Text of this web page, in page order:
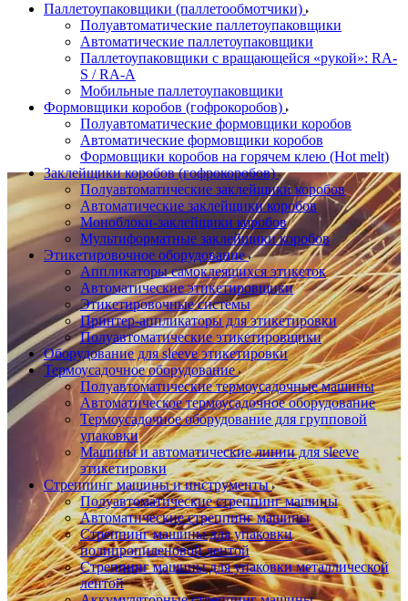
Паллетоупаковщики (паллетообмотчики)
Полуавтоматические паллетоупаковщики
Автоматические паллетоупаковщики
Паллетоупаковщики с вращающейся «рукой»: RA-
S / RA-A
Мобильные паллетоупаковщики
Формовщики коробов (гофрокоробов)
Полуавтоматические формовщики коробов
Автоматические формовщики коробов
Формовщики коробов на горячем клею (Hot melt)
Заклейщики коробов (гофрокоробов)
Полуавтоматические заклейщики коробов
Автоматические заклейщики коробов
Моноблоки-заклейщики коробов
Мультиформатные заклейщики коробов
Этикетировочное оборудование
Аппликаторы самоклеящихся этикеток
Автоматические этикетировщики
Этикетировочные системы
Принтер-аппликаторы для этикетировки
Полуавтоматические этикетировщики
Оборудование для sleeve этикетировки
Термоусадочное оборудование
Полуавтоматические термоусадочные машины
Автоматическое термоусадочное оборудование
Термоусадочное оборудование для групповой
упаковки
Машины и автоматические линии для sleeve
этикетировки
Стреппинг машины и инструменты
Полуавтоматические стреппинг машины
Автоматические стреппинг машины
Стреппинг машины для упаковки
полипропиленовой лентой
Стреппинг машины для упаковки металлической
лентой